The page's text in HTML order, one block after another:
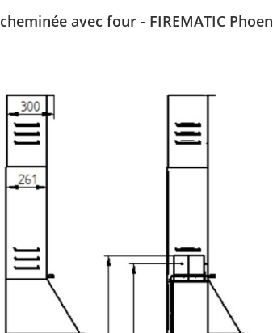
cheminée avec four - FIREMATIC